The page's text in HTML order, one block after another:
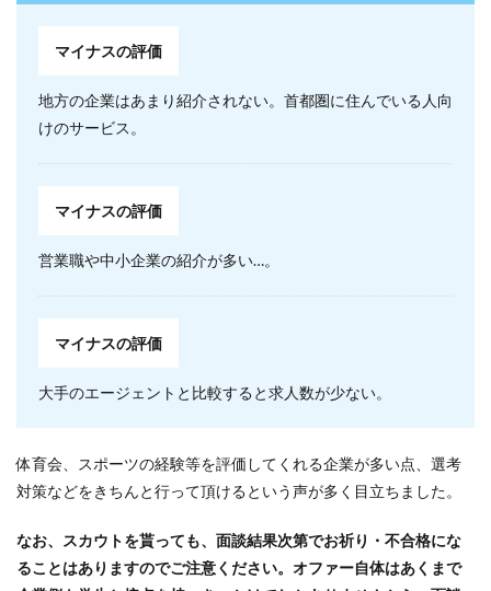
マイナスの評価
地方の企業はあまり紹介されない。首都圏に住んでいる人向
けのサービス。
マイナスの評価
営業職や中小企業の紹介が多い…。
マイナスの評価
大手のエージェントと比較すると求人数が少ない。
体育会、スポーツの経験等を評価してくれる企業が多い点、選考
対策などをきちんと行って頂けるという声が多く目立ちました。
なお、スカウトを貰っても、面談結果次第でお祈り・不合格にな
ることはありますのでご注意ください。オファー自体はあくまで